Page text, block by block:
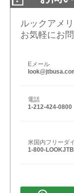
ルックアメ
お気軽にお
Eメール
電話
1-212-424-0800
米国内フリーダ
1-800-